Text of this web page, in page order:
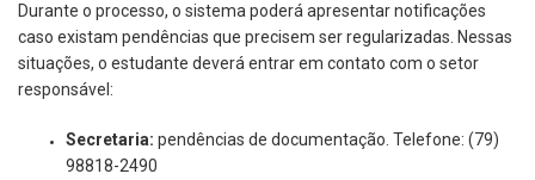
Durante o processo, o sistema poderá apresentar notificações
caso existam pendências que precisem ser regularizadas. Nessas
situações, o estudante deverá entrar em contato com o setor
responsável:
Secretaria: pendências de documentação. Telefone: (79)
98818-2490